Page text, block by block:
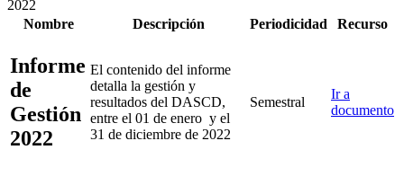
2022
Nombre
Descripción Periodicidad Recurso
Informe
de
Gestión
2022
El contenido del informe
detalla la gestión y
resultados del DASCD,
entre el 01 de enero y el
31 de diciembre de 2022
Semestral
Ir a
documento